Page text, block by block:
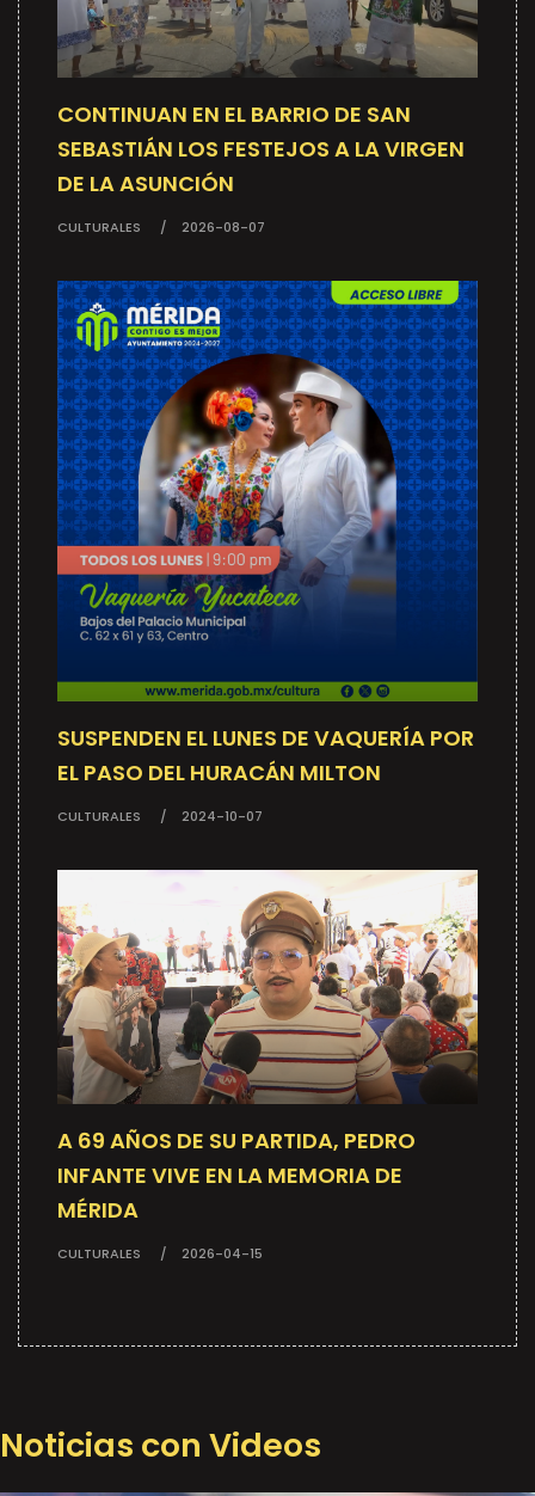
CONTINUAN EN EL BARRIO DE SAN
SEBASTIÁN LOS FESTEJOS A LA VIRGEN
DE LA ASUNCIÓN
CULTURALES 2026-08-07
SUSPENDEN EL LUNES DE VAQUERÍA POR
EL PASO DEL HURACÁN MILTON
CULTURALES 2024-10-07
A 69 AÑOS DE SU PARTIDA, PEDRO
INFANTE VIVE EN LA MEMORIA DE
MÉRIDA
CULTURALES 2026-04-15
Noticias con Videos